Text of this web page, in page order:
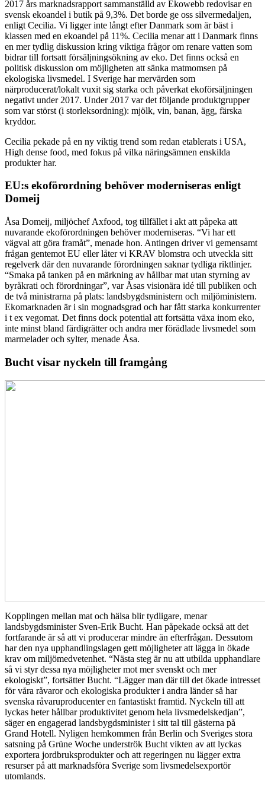
2017 års marknadsrapport sammanställd av Ekowebb redovisar en
svensk ekoandel i butik på 9,3%. Det borde ge oss silvermedaljen,
enligt Cecilia. Vi ligger inte långt efter Danmark som är bäst i
klassen med en ekoandel på 11%. Cecilia menar att i Danmark finns
en mer tydlig diskussion kring viktiga frågor om renare vatten som
bidrar till fortsatt försäljningsökning av eko. Det finns också en
politisk diskussion om möjligheten att sänka matmomsen på
ekologiska livsmedel. I Sverige har mervärden som
närproducerat/lokalt vuxit sig starka och påverkat ekoförsäljningen
negativt under 2017. Under 2017 var det följande produktgrupper
som var störst (i storleksordning): mjölk, vin, banan, ägg, färska
kryddor.
Cecilia pekade på en ny viktig trend som redan etablerats i USA,
High dense food, med fokus på vilka näringsämnen enskilda
produkter har.
EU:s ekoförordning behöver moderniseras enligt
Domeij
Åsa Domeij, miljöchef Axfood, tog tillfället i akt att påpeka att
nuvarande ekoförordningen behöver moderniseras. “Vi har ett
vägval att göra framåt”, menade hon. Antingen driver vi gemensamt
frågan gentemot EU eller låter vi KRAV blomstra och utveckla sitt
regelverk där den nuvarande förordningen saknar tydliga riktlinjer.
“Smaka på tanken på en märkning av hållbar mat utan styrning av
byråkrati och förordningar”, var Åsas visionära idé till publiken och
de två ministrarna på plats: landsbygdsministern och miljöministern.
Ekomarknaden är i sin mognadsgrad och har fått starka konkurrenter
i t ex vegomat. Det finns dock potential att fortsätta växa inom eko,
inte minst bland färdigrätter och andra mer förädlade livsmedel som
marmelader och sylter, menade Åsa.
Bucht visar nyckeln till framgång
Kopplingen mellan mat och hälsa blir tydligare, menar
landsbygdsminister Sven-Erik Bucht. Han påpekade också att det
fortfarande är så att vi producerar mindre än efterfrågan. Dessutom
har den nya upphandlingslagen gett möjligheter att lägga in ökade
krav om miljömedvetenhet. “Nästa steg är nu att utbilda upphandlare
så vi styr dessa nya möjligheter mot mer svenskt och mer
ekologiskt”, fortsätter Bucht. “Lägger man där till det ökade intresset
för våra råvaror och ekologiska produkter i andra länder så har
svenska råvaruproducenter en fantastiskt framtid. Nyckeln till att
lyckas heter hållbar produktivitet genom hela livsmedelskedjan”,
säger en engagerad landsbygdsminister i sitt tal till gästerna på
Grand Hotell. Nyligen hemkommen från Berlin och Sveriges stora
satsning på Grüne Woche underströk Bucht vikten av att lyckas
exportera jordbruksprodukter och att regeringen nu lägger extra
resurser på att marknadsföra Sverige som livsmedelsexportör
utomlands.